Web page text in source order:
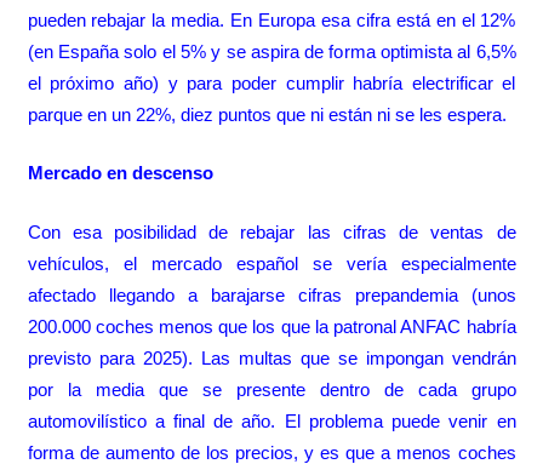
pueden rebajar la media. En Europa esa cifra está en el 12%
(en España solo el 5% y se aspira de forma optimista al 6,5%
el próximo año) y para poder cumplir habría electrificar el
parque en un 22%, diez puntos que ni están ni se les espera.
Mercado en descenso
Con esa posibilidad de rebajar las cifras de ventas de
vehículos, el mercado español se vería especialmente
afectado llegando a barajarse cifras prepandemia (unos
200.000 coches menos que los que la patronal ANFAC habría
previsto para 2025). Las multas que se impongan vendrán
por la media que se presente dentro de cada grupo
automovilístico a final de año. El problema puede venir en
forma de aumento de los precios, y es que a menos coches